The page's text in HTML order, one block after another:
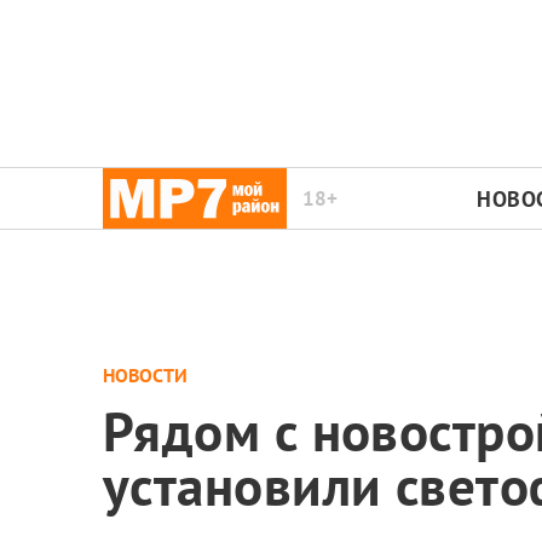
18+
НОВОСТИ
Рядом с
установили